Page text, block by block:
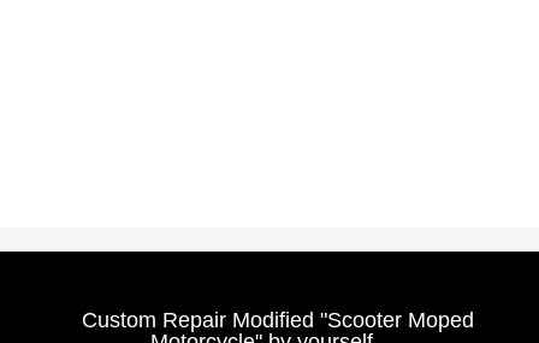
Custom Repair Modified "Scooter Moped